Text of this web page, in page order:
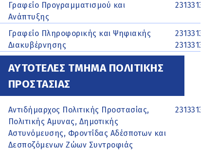
Γραφείο Προγραμματισμού και
Ανάπτυξης
2313313439
Γραφείο Πληροφορικής και Ψηφιακής
Διακυβέρνησης
2313313310
ΑΥΤΟΤΕΛΕΣ ΤΜΗΜΑ ΠΟΛΙΤΙΚΗΣ
ΠΡΟΣΤΑΣΙΑΣ
Αντιδήμαρχος Πολιτικής Προστασίας,
Πολιτικής Αμυνας, Δημοτικής
Αστυνόμευσης, Φροντίδας Αδέσποτων και
Δεσποζόμενων Ζώων Συντροφιάς
2313313344